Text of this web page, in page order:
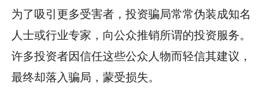
为了吸引更多受害者，投资骗局常常伪装成知名
人士或行业专家，向公众推销所谓的投资服务。
许多投资者因信任这些公众人物而轻信其建议，
最终却落入骗局，蒙受损失。